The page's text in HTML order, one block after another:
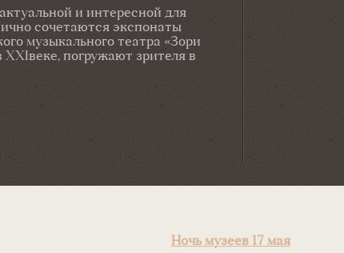
и интересной для
сочетаются экспонаты
музыкального театра «Зори
погружают зрителя в
Ночь музеев 17 мая